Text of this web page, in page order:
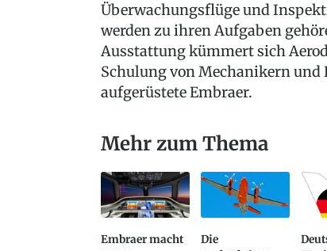
Überwachungsflüge und
werden zu ihren Aufgaben
Ausstattung kümmert sich
Schulung von Mechanikern und
aufgerüstete Embraer.
Mehr zum Thema
Embraer macht
Die